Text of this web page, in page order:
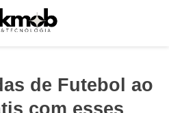
de Futebol ao
com esses